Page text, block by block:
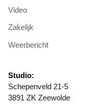
Video
Zakelijk
Weerbericht
Studio:
Schepenveld 21-5
3891 ZK Zeewolde